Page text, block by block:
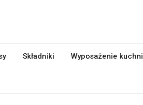
Składniki Wyposażenie kuchni